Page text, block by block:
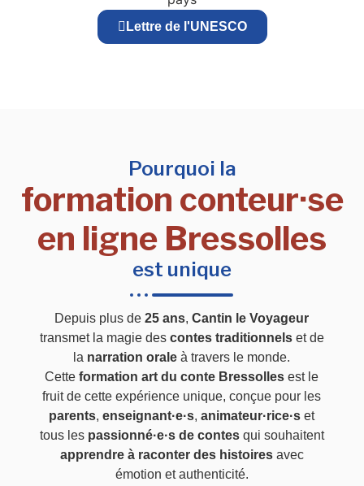
Lettre de l'UNESCO
Pourquoi la
formation conteur·se
en ligne Bressolles
est unique
Depuis plus de25 ans,Cantin le Voyageur
transmet la magie des contes traditionnelset de
la narration orale à travers le monde.
Cetteformation art du conte Bressolles est le
fruit de cette expérience unique, conçue pour les
parents,enseignant·e·s,animateur·rice·s et
tous les passionné·e·s de contesqui souhaitent
apprendre à raconter des histoiresavec
émotion et authenticité.